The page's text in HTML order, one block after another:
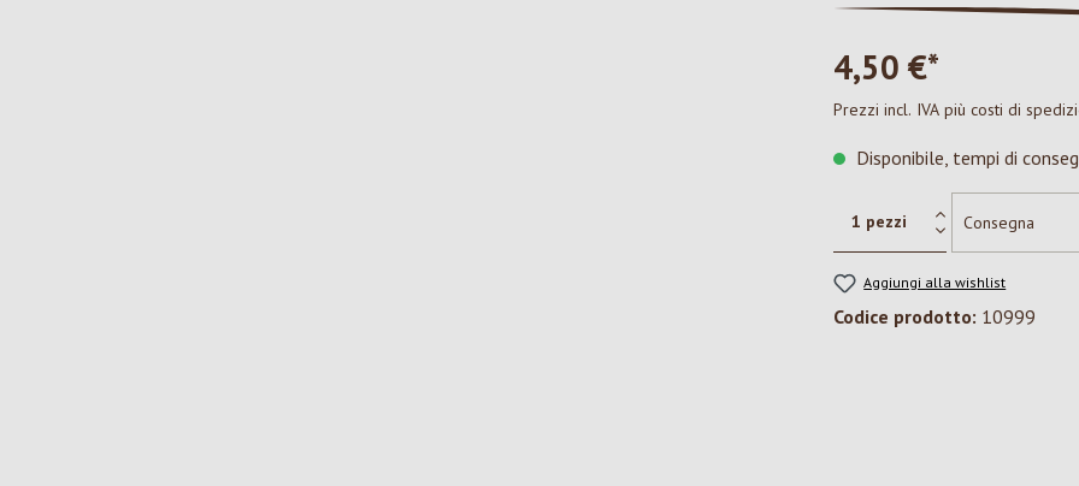
4,50 €*
Prezzi incl. IVA più costi di
Disponibile, tempi di
Aggiungi alla wishlist
Codice prodotto: 10999